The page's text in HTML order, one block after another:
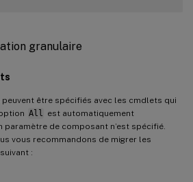
granulaire
être spécifiés avec les cmdlets qui
All
est automatiquement
paramètre de composant n’est spécifié.
vous recommandons de migrer les
: